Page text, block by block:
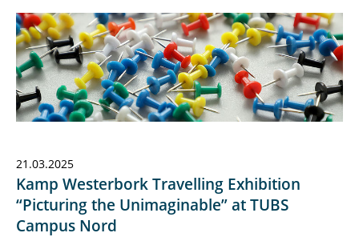
Dates / Exams
Research
Institute
Prospective Students
Students
21.03.2025
Kamp Westerbork Travelling Exhibition
“Picturing the Unimaginable” at TUBS
Campus Nord